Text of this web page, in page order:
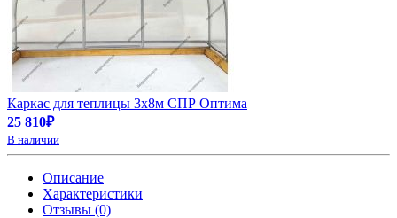
Каркас для теплицы 3х8м СПР Оптима
25 810₽
В наличии
Описание
Характеристики
Отзывы (0)